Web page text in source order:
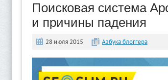
Поисковая система
и причины падения
28 июля 2015 Азбука блоггера